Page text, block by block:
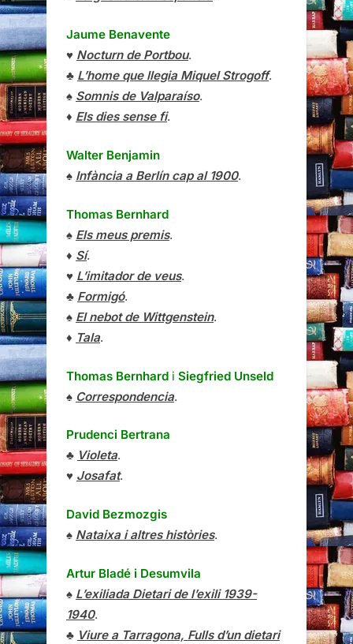
Jaume Benavente
♥ Nocturn de Portbou.
♣ L’home que llegia Miquel Strogoff.
♠ Somnis de Valparaíso.
♦ Els dies sense fi.
Walter Benjamin
♠ Infància a Berlín cap al 1900.
Thomas Bernhard
♠ Els meus premis.
♦ Sí.
♥ L’imitador de veus.
♣ Formigó.
♠ El nebot de Wittgenstein.
♦ Tala.
Thomas Bernhard i Siegfried Unseld
♠ Correspondencia.
Prudenci Bertrana
♣ Violeta.
♥ Josafat.
David Bezmozgis
♠ Nataixa i altres històries.
Artur Bladé i Desumvila
♠ L’exiliada Dietari de l’exili 1939-
1940.
♣ Viure a Tarragona, Fulls d’un dietari